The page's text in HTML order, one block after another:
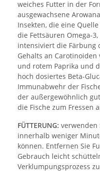
weiches Futter in der
ausgewachsene
Insekten, die eine
die Fettsäuren Omega-
intensiviert die Färbung
Gehalts an Carotinoiden
und rotem Paprika und
hoch dosiertes Beta-
Immunabwehr der
der außergewöhnlich
die Fische zum Fressen
FÜTTERUNG: verwenden
innerhalb weniger
können. Entfernen Sie
Gebrauch leicht
Verklumpungsprozess